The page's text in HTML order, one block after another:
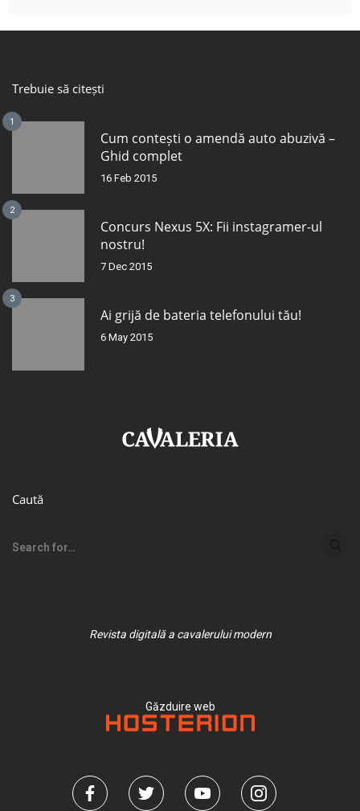
Trebuie să citești
1
Cum contești o amendă auto abuzivă –
Ghid complet
16 Feb 2015
2
Concurs Nexus 5X: Fii instagramer-ul
nostru!
7 Dec 2015
3
Ai grijă de bateria telefonului tău!
6 May 2015
Caută
Revista digitală a cavalerului modern
Găzduire web